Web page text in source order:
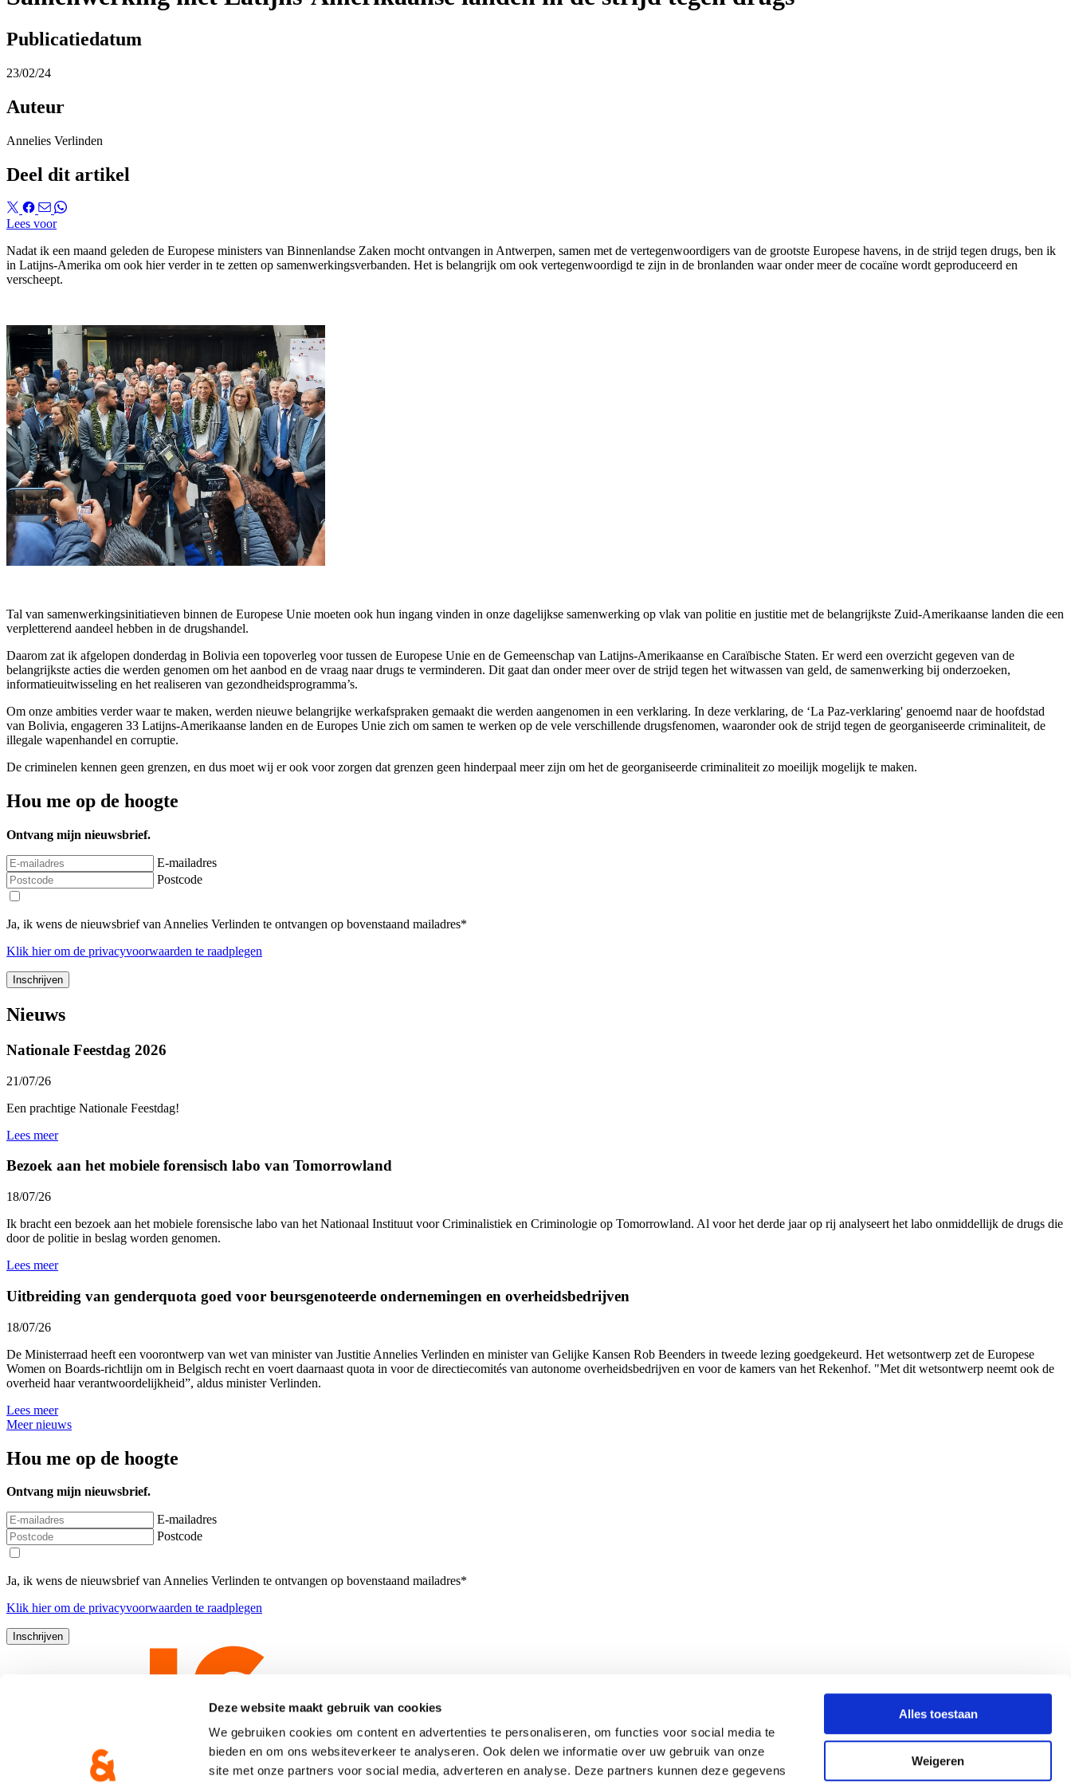
Deze website maakt gebruik van cookies
We gebruiken cookies om content en advertenties te personaliseren, om functies voor social media te
bieden en om ons websiteverkeer te analyseren. Ook delen we informatie over uw gebruik van onze
site met onze partners voor social media, adverteren en analyse. Deze partners kunnen deze gegevens
Alles toestaan
Weigeren
Publicatiedatum
23/02/24
Auteur
Annelies Verlinden
Deel dit artikel
Lees voor
Nadat ik een maand geleden de Europese ministers van Binnenlandse Zaken mocht ontvangen in Antwerpen, samen met de vertegenwoordigers van de grootste Europese havens, in de strijd tegen drugs, ben ik
in Latijns-Amerika om ook hier verder in te zetten op samenwerkingsverbanden. Het is belangrijk om ook vertegenwoordigd te zijn in de bronlanden waar onder meer de cocaïne wordt geproduceerd en
verscheept.
Tal van samenwerkingsinitiatieven binnen de Europese Unie moeten ook hun ingang vinden in onze dagelijkse samenwerking op vlak van politie en justitie met de belangrijkste Zuid-Amerikaanse landen die een
verpletterend aandeel hebben in de drugshandel.
Daarom zat ik afgelopen donderdag in Bolivia een topoverleg voor tussen de Europese Unie en de Gemeenschap van Latijns-Amerikaanse en Caraïbische Staten. Er werd een overzicht gegeven van de
belangrijkste acties die werden genomen om het aanbod en de vraag naar drugs te verminderen. Dit gaat dan onder meer over de strijd tegen het witwassen van geld, de samenwerking bij onderzoeken,
informatieuitwisseling en het realiseren van gezondheidsprogramma’s.
Om onze ambities verder waar te maken, werden nieuwe belangrijke werkafspraken gemaakt die werden aangenomen in een verklaring. In deze verklaring, de ‘La Paz-verklaring' genoemd naar de hoofdstad
van Bolivia, engageren 33 Latijns-Amerikaanse landen en de Europes Unie zich om samen te werken op de vele verschillende drugsfenomen, waaronder ook de strijd tegen de georganiseerde criminaliteit, de
illegale wapenhandel en corruptie.
De criminelen kennen geen grenzen, en dus moet wij er ook voor zorgen dat grenzen geen hinderpaal meer zijn om het de georganiseerde criminaliteit zo moeilijk mogelijk te maken.
Hou me op de hoogte
Ontvang mijn nieuwsbrief.
E-mailadres
Postcode
Ja, ik wens de nieuwsbrief van Annelies Verlinden te ontvangen op bovenstaand mailadres*
Klik hierom de privacyvoorwaarden te raadplegen
Nieuws
Nationale Feestdag 2026
21/07/26
Een prachtige Nationale Feestdag!
Lees meer
Bezoek aan het mobiele forensisch labo van Tomorrowland
18/07/26
Ik bracht een bezoek aan het mobiele forensische labo van het Nationaal Instituut voor Criminalistiek en Criminologie op Tomorrowland. Al voor het derde jaar op rij analyseert het labo onmiddellijk de drugs die
door de politie in beslag worden genomen.
Lees meer
Uitbreiding van genderquota goed voor beursgenoteerde ondernemingen en overheidsbedrijven
18/07/26
De Ministerraad heeft een voorontwerp van wet van minister van Justitie Annelies Verlinden en minister van Gelijke Kansen Rob Beenders in tweede lezing goedgekeurd. Het wetsontwerp zet de Europese
Women on Boards-richtlijn om in Belgisch recht en voert daarnaast quota in voor de directiecomités van autonome overheidsbedrijven en voor de kamers van het Rekenhof. "Met dit wetsontwerp neemt ook de
overheid haar verantwoordelijkheid”, aldus minister Verlinden.
Lees meer
Meer nieuws
Hou me op de hoogte
Ontvang mijn nieuwsbrief.
E-mailadres
Postcode
Ja, ik wens de nieuwsbrief van Annelies Verlinden te ontvangen op bovenstaand mailadres*
Klik hierom de privacyvoorwaarden te raadplegen